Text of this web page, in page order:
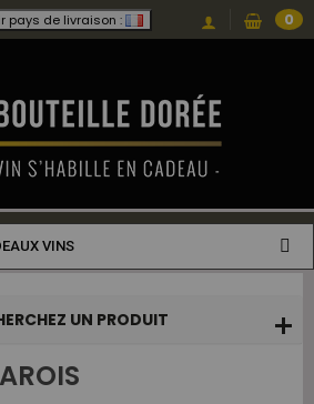
pays de livraison : 0
VINS
UN PRODUIT